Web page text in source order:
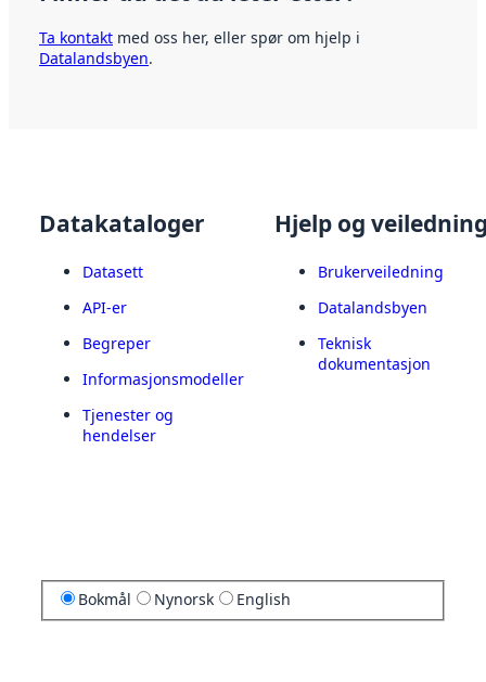
Ta kontakt med oss her, eller spør om hjelp i
Datalandsbyen.
Datakataloger
Datasett
API-er
Begreper
Informasjonsmodeller
Tjenester og
hendelser
Hjelp og
Brukerveiledning
Datalandsbyen
Teknisk
dokumentasjon
Bokmål Nynorsk English